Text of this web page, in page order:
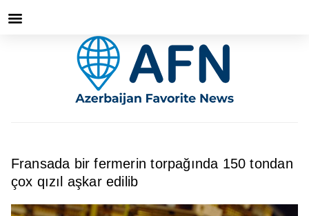
Fransada bir fermerin torpağında 150 tondan
çox qızıl aşkar edilib